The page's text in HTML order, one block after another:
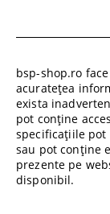
bsp-shop.ro
acuratețea
exista
pot conține
specificațiile
sau pot conține
prezente pe
disponibil.